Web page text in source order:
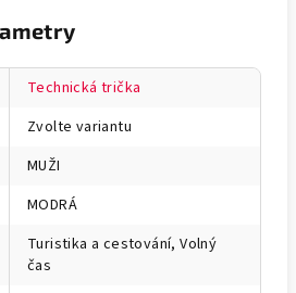
Technická trička
Zvolte variantu
MUŽI
MODRÁ
Turistika a cestování, Volný
čas